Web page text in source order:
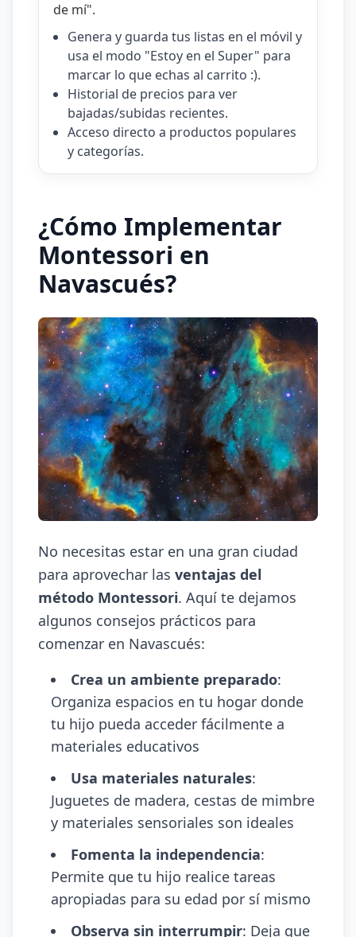
de mí".
Genera y guarda tus listas en el móvil y
usa el modo "Estoy en el Super" para
marcar lo que echas al carrito :).
Historial de precios para ver
bajadas/subidas recientes.
Acceso directo a productos populares
y categorías.
¿Cómo Implementar
Montessori en
Navascués?
No necesitas estar en una gran ciudad
para aprovechar las ventajas del
método Montessori. Aquí te dejamos
algunos consejos prácticos para
comenzar en Navascués:
Crea un ambiente preparado:
Organiza espacios en tu hogar donde
tu hijo pueda acceder fácilmente a
materiales educativos
Usa materiales naturales:
Juguetes de madera, cestas de mimbre
y materiales sensoriales son ideales
Fomenta la independencia:
Permite que tu hijo realice tareas
apropiadas para su edad por sí mismo
Observa sin interrumpir: Deja que